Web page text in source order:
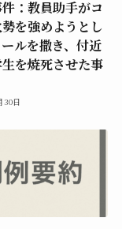
件：教員助手がコ
を強めようとし
ルを撒き、付近
を焼死させた事
30日